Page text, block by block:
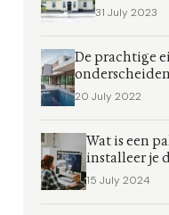
31 July 2023
De prachtige
20 July 2022
Wat is een
installeer je
15 July 2024